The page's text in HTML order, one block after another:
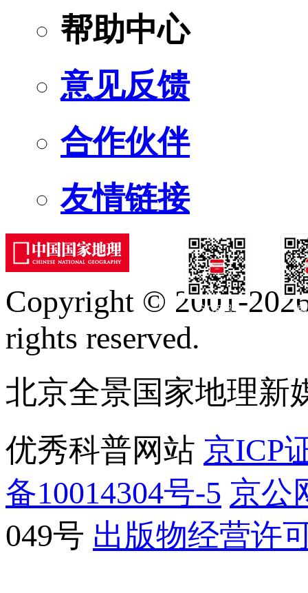
帮助中心
意见反馈
合作伙伴
友情链接
订阅号
Copyright © 2001-
rights reserved.
北京全景国家地理新
优秀科普网站 京ICP
备10014304号-5 京公
049号 出版物经营许